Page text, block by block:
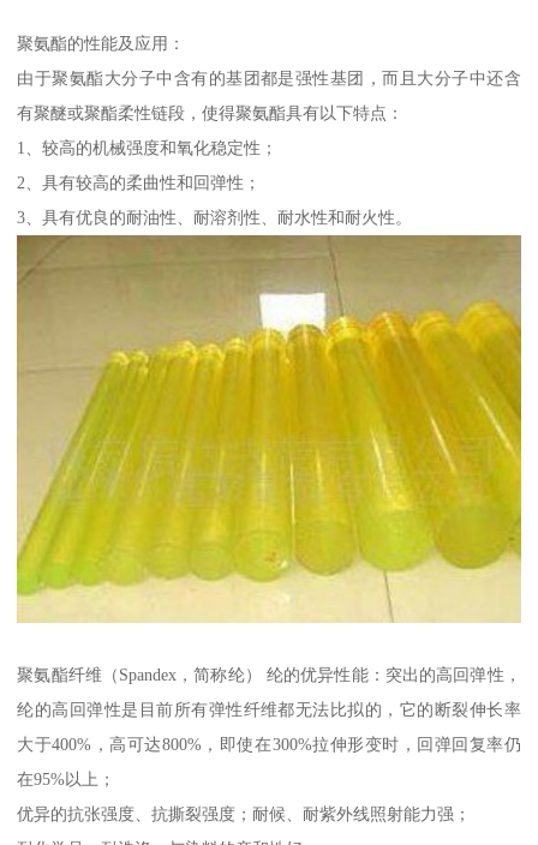
聚氨酯的性能及应用：
由于聚氨酯大分子中含有的基团都是强性基团，而且大分子中还含
有聚醚或聚酯柔性链段，使得聚氨酯具有以下特点：
1、较高的机械强度和氧化稳定性；
2、具有较高的柔曲性和回弹性；
3、具有优良的耐油性、耐溶剂性、耐水性和耐火性。
聚氨酯纤维（Spandex，简称纶） 纶的优异性能：突出的高回弹性，
纶的高回弹性是目前所有弹性纤维都无法比拟的，它的断裂伸长率
大于400%，高可达800%，即使在300%拉伸形变时，回弹回复率仍
在95%以上；
优异的抗张强度、抗撕裂强度；耐候、耐紫外线照射能力强；